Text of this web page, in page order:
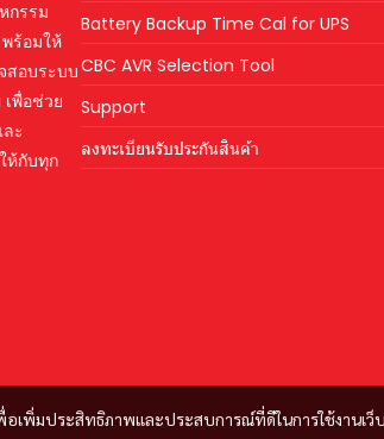
อเพิ่มประสิทธิภาพและประสบการณ์ที่ดีในการใช้งานเ
กรรม
ร้อมให้
สอบระบบ
พื่อช่วย
ละ
ห้กับทุก
Battery Backup Time Cal for UPS
CBC AVR Selection Tool
Support
ลงทะเบียนรับประกันสินค้า